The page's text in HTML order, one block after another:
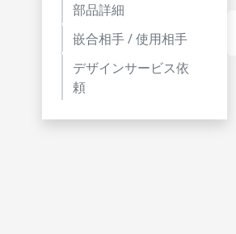
部品詳細
嵌合相手 / 使用相手
デザインサービス依
頼